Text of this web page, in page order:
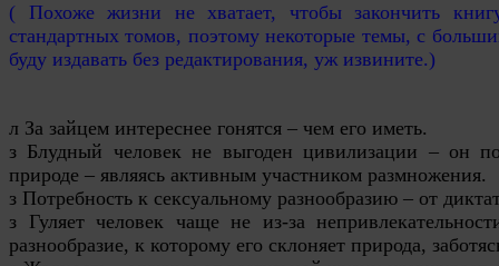
( Похоже жизни не хватает, чтобы закончить
стандартных томов, поэтому некоторые темы, с
буду издавать без редактирования, уж извините.)
л За зайцем интереснее гонятся – чем его иметь.
з Блудный человек не выгоден цивилизации – он
природе – являясь активным участником размножения.
з Потребность к сексуальному разнообразию – от
з Гуляет человек чаще не из-за
разнообразие, к которому его склоняет природа,